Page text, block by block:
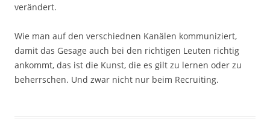
verändert.
Wie man auf den verschiednen Kanälen kommuniziert,
damit das Gesage auch bei den richtigen Leuten richtig
ankommt, das ist die Kunst, die es gilt zu lernen oder zu
beherrschen. Und zwar nicht nur beim Recruiting.